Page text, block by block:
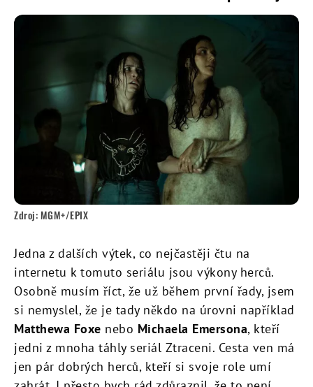
Zdroj: MGM+/EPIX
Jedna z dalších výtek, co nejčastěji čtu na
internetu k tomuto seriálu jsou výkony herců.
Osobně musím říct, že už během první řady, jsem
si nemyslel, že je tady někdo na úrovni například
Matthewa Foxe nebo Michaela Emersona, kteří
jedni z mnoha táhly seriál Ztraceni. Cesta ven má
jen pár dobrých herců, kteří si svoje role umí